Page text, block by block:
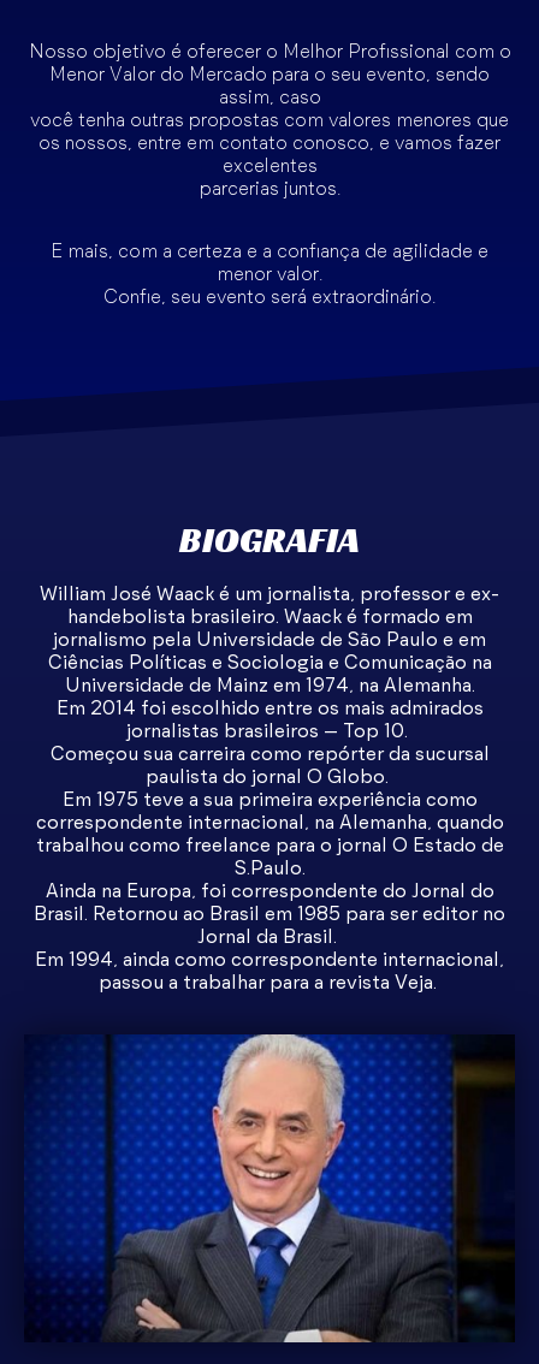
Nosso objetivo é oferecer o Melhor Profissional com o
Menor Valor do Mercado para o seu evento, sendo
assim, caso
você tenha outras propostas com valores menores que
os nossos, entre em contato conosco, e vamos fazer
excelentes
parcerias juntos.
E mais, com a certeza e a confiança de agilidade e
menor valor.
Confie, seu evento será extraordinário.
BIOGRAFIA
William José Waack é um jornalista, professor e ex-
handebolista brasileiro. Waack é formado em
jornalismo pela Universidade de São Paulo e em
Ciências Políticas e Sociologia e Comunicação na
Universidade de Mainz em 1974, na Alemanha.
Em 2014 foi escolhido entre os mais admirados
jornalistas brasileiros – Top 10.
Começou sua carreira como repórter da sucursal
paulista do jornal O Globo.
Em 1975 teve a sua primeira experiência como
correspondente internacional, na Alemanha, quando
trabalhou como freelance para o jornal O Estado de
S.Paulo.
Ainda na Europa, foi correspondente do Jornal do
Brasil. Retornou ao Brasil em 1985 para ser editor no
Jornal da Brasil.
Em 1994, ainda como correspondente internacional,
passou a trabalhar para a revista Veja.